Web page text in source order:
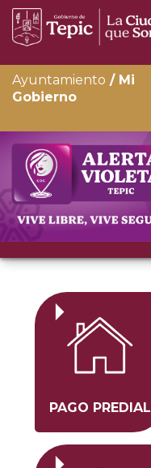
Ayuntamiento / Mi
Gobierno
PAGO PREDIAL